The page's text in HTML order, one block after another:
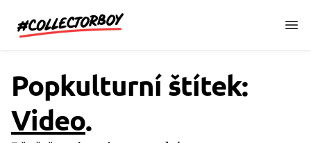
Popkulturní štítek:
Video.